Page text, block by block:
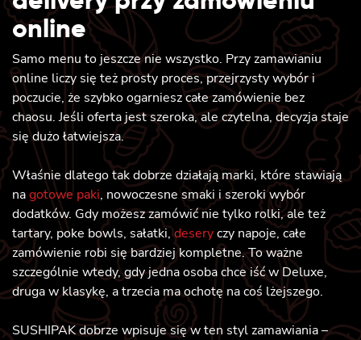
online
Samo menu to jeszcze nie wszystko. Przy zamawianiu
online liczy się też prosty proces, przejrzysty wybór i
poczucie, że szybko ogarniesz całe zamówienie bez
chaosu. Jeśli oferta jest szeroka, ale czytelna, decyzja staje
się dużo łatwiejsza.
Właśnie dlatego tak dobrze działają marki, które stawiają
nagotowe paki, nowoczesne smaki i szeroki wybór
dodatków. Gdy możesz zamówić nie tylko rolki, ale też
tartary, poke bowls, sałatki,deseryczy napoje, całe
zamówienie robi się bardziej kompletne. To ważne
szczególnie wtedy, gdy jedna osoba chce iść w Deluxe,
druga w klasykę, a trzecia ma ochotę na coś lżejszego.
SUSHIPAK dobrze wpisuje się w ten styl zamawiania –